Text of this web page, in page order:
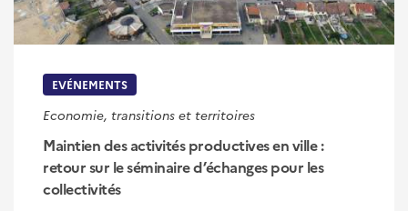
EVÉNEMENTS
Economie, transitions et territoires
Maintien des activités productives en ville :
retour sur le séminaire d’échanges pour les
collectivités